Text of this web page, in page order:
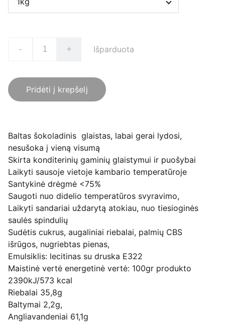
- + Išparduota
Pridėti į krepšelį
Baltas šokoladinis glaistas, labai gerai lydosi,
nesušoka į vieną visumą
Skirta konditerinių gaminių glaistymui ir puošybai
Laikyti sausoje vietoje kambario temperatūroje
Santykinė drėgmė <75%
Saugoti nuo didelio temperatūros svyravimo,
Laikyti sandariai uždarytą atokiau, nuo tiesioginės
saulės spindulių
Sudėtis cukrus, augaliniai riebalai, palmių CBS
išrūgos, nugriebtas pienas,
Emulsiklis: lecitinas su druska E322
Maistinė vertė energetinė vertė: 100gr produkto
2390kJ/573 kcal
Riebalai 35,8g
Baltymai 2,2g,
Angliavandeniai 61,1g